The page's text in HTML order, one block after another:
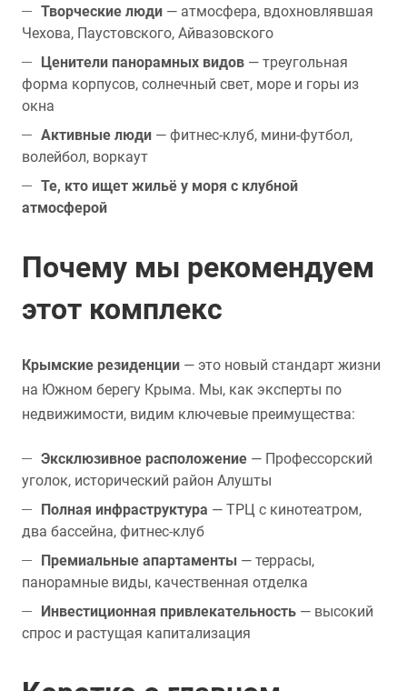
Творческие люди — атмосфера, вдохновлявшая
Чехова, Паустовского, Айвазовского
Ценители панорамных видов — треугольная
форма корпусов, солнечный свет, море и горы из
окна
Активные люди — фитнес-клуб, мини-футбол,
волейбол, воркаут
Те, кто ищет жильё у моря с клубной
атмосферой
Почему мы рекомендуем
этот комплекс
Крымские резиденции — это новый стандарт жизни
на Южном берегу Крыма. Мы, как эксперты по
недвижимости, видим ключевые преимущества:
Эксклюзивное расположение — Профессорский
уголок, исторический район Алушты
Полная инфраструктура — ТРЦ с кинотеатром,
два бассейна, фитнес-клуб
Премиальные апартаменты — террасы,
панорамные виды, качественная отделка
Инвестиционная привлекательность — высокий
спрос и растущая капитализация